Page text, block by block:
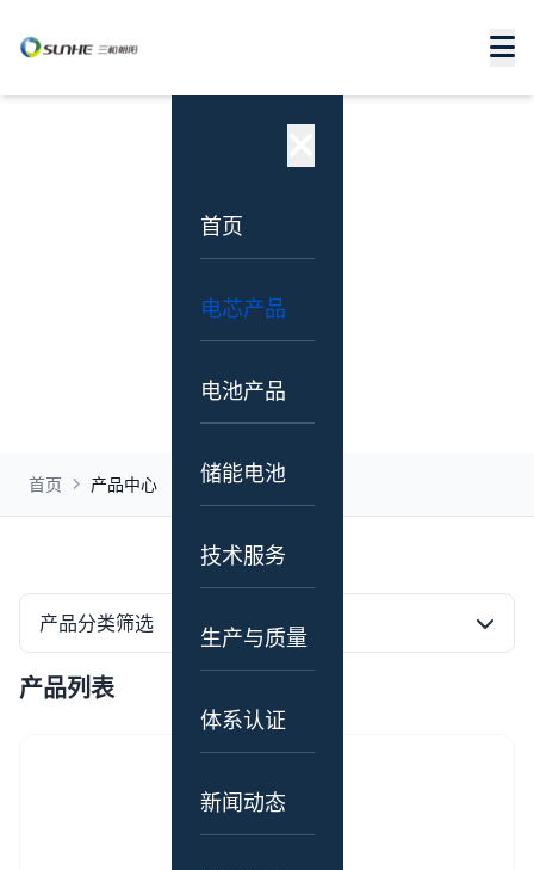
首页
电芯产品
电池产品
储能电池
技术服务
生产与质量
体系认证
新闻动态
提供一站式电源解决方案
首页 产品中心
产品分类筛选
产品列表